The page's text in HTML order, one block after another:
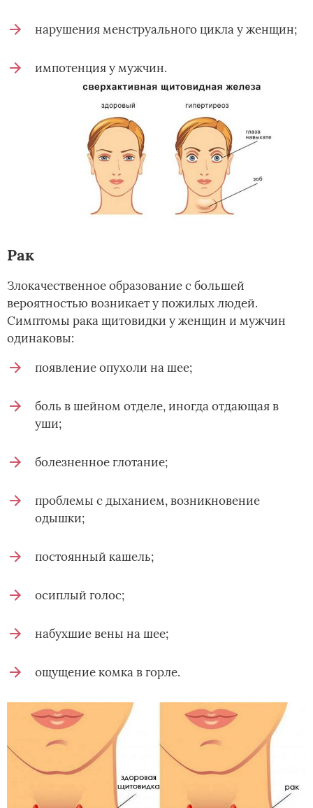
нарушения менструального цикла у женщин;
импотенция у мужчин.
Рак
Злокачественное образование с большей
вероятностью возникает у пожилых людей.
Симптомы рака щитовидки у женщин и мужчин
одинаковы:
появление опухоли на шее;
боль в шейном отделе, иногда отдающая в
уши;
болезненное глотание;
проблемы с дыханием, возникновение
одышки;
постоянный кашель;
осиплый голос;
набухшие вены на шее;
ощущение комка в горле.